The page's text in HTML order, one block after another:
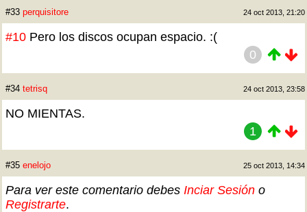
#33 perquisitore 24 oct 2013, 21:20
#10 Pero los discos ocupan espacio. :(
0
#34 tetrisq 24 oct 2013, 23:58
NO MIENTAS.
1
#35 enelojo 25 oct 2013, 14:34
Para ver este comentario debes Inciar Sesión o
Registrarte.